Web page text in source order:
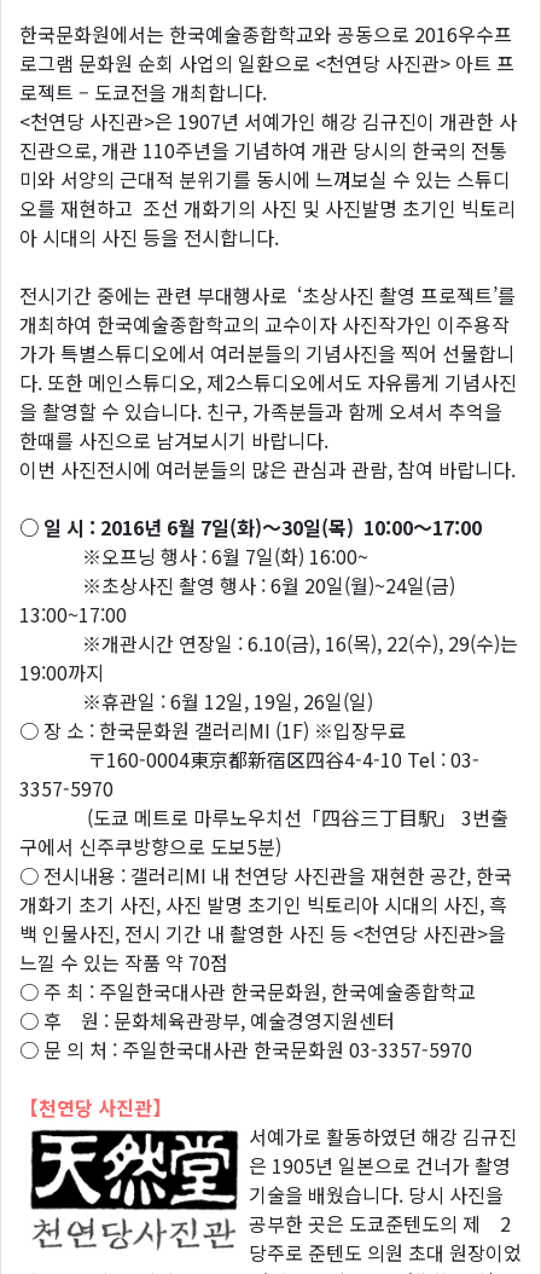
한국문화원에서는 한국예술종합학교와 공동으로 2016우수프
로그램 문화원 순회 사업의 일환으로 <천연당 사진관> 아트 프
로젝트 – 도쿄전을 개최합니다.
<천연당 사진관>은 1907년 서예가인 해강 김규진이 개관한 사
진관으로, 개관 110주년을 기념하여 개관 당시의 한국의 전통
미와 서양의 근대적 분위기를 동시에 느껴보실 수 있는 스튜디
오를 재현하고 조선 개화기의 사진 및 사진발명 초기인 빅토리
아 시대의 사진 등을 전시합니다.
전시기간 중에는 관련 부대행사로 ‘초상사진 촬영 프로젝트’를
개최하여 한국예술종합학교의 교수이자 사진작가인 이주용작
가가 특별스튜디오에서 여러분들의 기념사진을 찍어 선물합니
다. 또한 메인스튜디오, 제2스튜디오에서도 자유롭게 기념사진
을 촬영할 수 있습니다. 친구, 가족분들과 함께 오셔서 추억을
한때를 사진으로 남겨보시기 바랍니다.
이번 사진전시에 여러분들의 많은 관심과 관람, 참여 바랍니다.
○ 일 시 : 2016년 6월 7일(화)～30일(목) 10:00～17:00
※오프닝 행사 : 6월 7일(화) 16:00~
※초상사진 촬영 행사 : 6월 20일(월)~24일(금)
13:00~17:00
※개관시간 연장일 : 6.10(금), 16(목), 22(수), 29(수)는
19:00까지
※휴관일 : 6월 12일, 19일, 26일(일)
○ 장 소 : 한국문화원 갤러리MI (1F) ※입장무료
〒160-0004東京都新宿区四谷4-4-10 Tel : 03-
3357-5970
(도쿄 메트로 마루노우치선「四谷三丁目駅」 3번출
구에서 신주쿠방향으로 도보5분)
○ 전시내용 : 갤러리MI 내 천연당 사진관을 재현한 공간, 한국
개화기 초기 사진, 사진 발명 초기인 빅토리아 시대의 사진, 흑
백 인물사진, 전시 기간 내 촬영한 사진 등 <천연당 사진관>을
느낄 수 있는 작품 약 70점
○ 주 최 : 주일한국대사관 한국문화원, 한국예술종합학교
○ 후 원 : 문화체육관광부, 예술경영지원센터
○ 문 의 처 : 주일한국대사관 한국문화원 03-3357-5970
【천연당 사진관】
서예가로 활동하였던 해강 김규진
은 1905년 일본으로 건너가 촬영
기술을 배웠습니다. 당시 사진을
공부한 곳은 도쿄준텐도의 제 2
당주로 준텐도 의원 초대 원장이었